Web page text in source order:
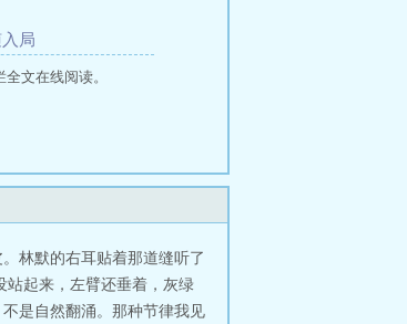
局
文在线阅读。
林默的右耳贴着那道缝听了
站起来，左臂还垂着，灰绿
是自然翻涌。那种节律我见